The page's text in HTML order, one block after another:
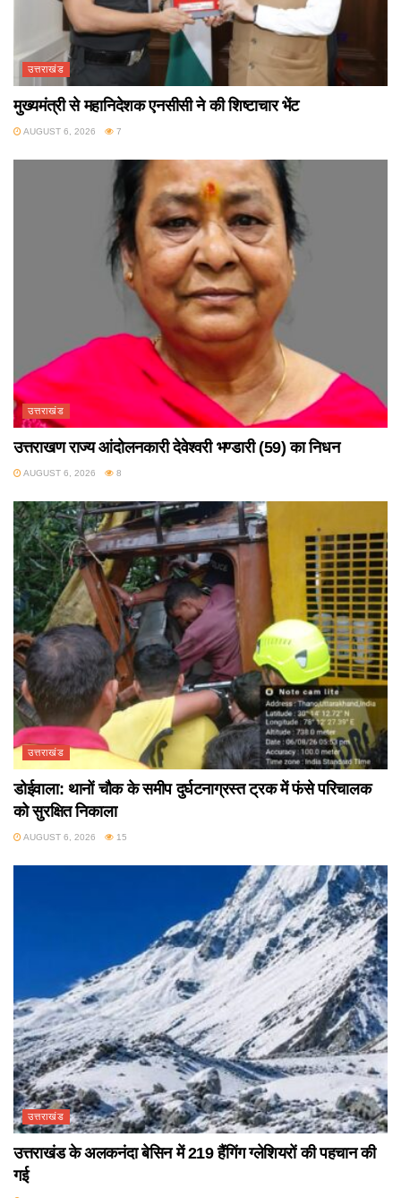
उत्तराखंड
मुख्यमंत्री से महानिदेशक एनसीसी ने की शिष्टाचार भेंट
AUGUST 6, 2026 7
उत्तराखंड
उत्तराखण राज्य आंदोलनकारी देवेश्वरी भण्डारी (59) का निधन
AUGUST 6, 2026 8
उत्तराखंड
डोईवाला: थानों चौक के समीप दुर्घटनाग्रस्त ट्रक में फंसे परिचालक
को सुरक्षित निकाला
AUGUST 6, 2026 15
उत्तराखंड
उत्तराखंड के अलकनंदा बेसिन में 219 हैंगिंग ग्लेशियरों की पहचान की
गई